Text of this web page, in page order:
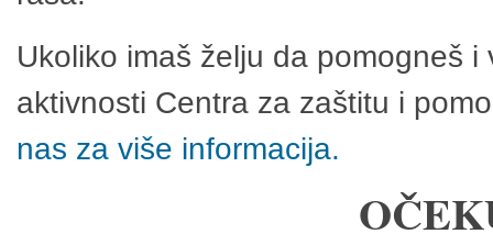
Ukoliko imaš želju da pomogneš
aktivnosti Centra za zaštitu i
nas za više informacija.